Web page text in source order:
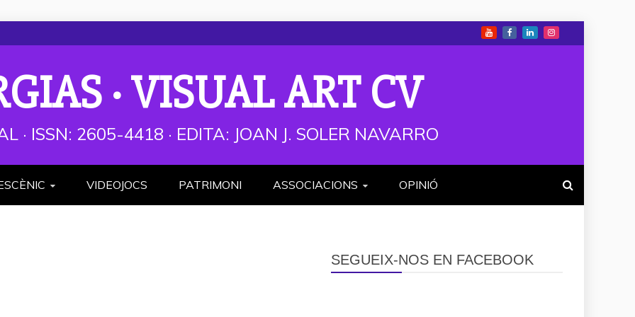
· VISUAL ART CV
· ISSN: 2605-4418 · EDITA: JOAN J. SOLER NAVARRO
VIDEOJOCS PATRIMONI ASSOCIACIONS OPINIÓ
SEGUEIX-NOS EN FACEBOOK